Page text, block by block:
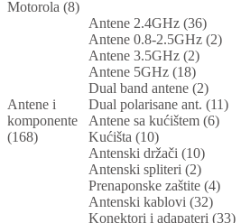
Motorola (8)
Antene i
komponente
(168)
Antene 2.4GHz (36)
Antene 0.8-2.5GHz (2)
Antene 3.5GHz (2)
Antene 5GHz (18)
Dual band antene (2)
Dual polarisane ant. (11)
Antene sa kućištem (6)
Kućišta (10)
Antenski držači (10)
Antenski spliteri (2)
Prenaponske zaštite (4)
Antenski kablovi (32)
Konektori i adapateri (33)